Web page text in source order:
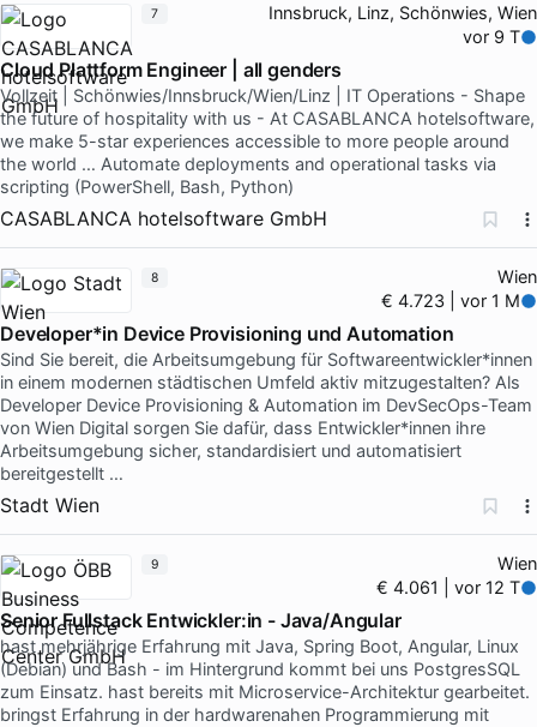
Innsbruck, Linz, Schönwies, Wien
vor 9 T
Cloud Plattform Engineer | all genders
Vollzeit | Schönwies/Innsbruck/Wien/Linz | IT Operations - Shape
the future of hospitality with us - At CASABLANCA hotelsoftware,
we make 5-star experiences accessible to more people around
the world … Automate deployments and operational tasks via
scripting (PowerShell, Bash, Python)
CASABLANCA hotelsoftware GmbH
7
Wien
€ 4.723 | vor 1 M
Developer*in Device Provisioning und Automation
Sind Sie bereit, die Arbeitsumgebung für Softwareentwickler*innen
in einem modernen städtischen Umfeld aktiv mitzugestalten? Als
Developer Device Provisioning & Automation im DevSecOps-Team
von Wien Digital sorgen Sie dafür, dass Entwickler*innen ihre
Arbeitsumgebung sicher, standardisiert und automatisiert
bereitgestellt …
Stadt Wien
8
Wien
€ 4.061 | vor 12 T
Senior Fullstack Entwickler:in - Java/Angular
hast mehrjährige Erfahrung mit Java, Spring Boot, Angular, Linux
(Debian) und Bash - im Hintergrund kommt bei uns PostgresSQL
zum Einsatz. hast bereits mit Microservice-Architektur gearbeitet.
bringst Erfahrung in der hardwarenahen Programmierung mit
9